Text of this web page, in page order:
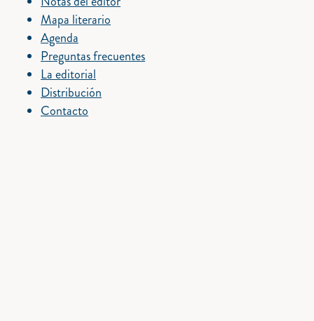
Mapa literario
Agenda
Preguntas frecuentes
La editorial
Distribución
Contacto